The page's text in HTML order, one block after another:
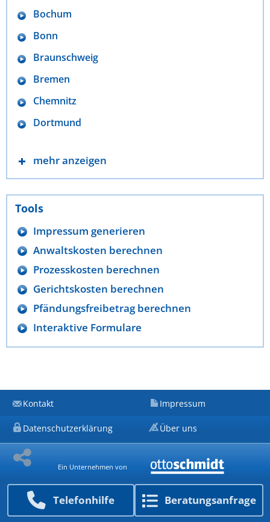
Telefon­hilfe Beratungs­anfrage
Bochum
Bonn
Braunschweig
Bremen
Chemnitz
Dortmund
mehr anzeigen
Tools
Impressum generieren
Anwaltskosten berechnen
Prozesskosten berechnen
Gerichtskosten berechnen
Pfändungsfreibetrag berechnen
Interaktive Formulare
Kontakt Impressum
Datenschutzerklärung Über uns
Ein Unternehmen von